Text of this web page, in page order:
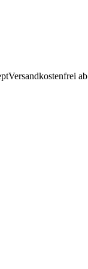
Versandkostenfrei